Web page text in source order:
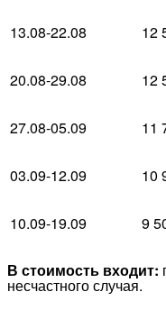
13.08-22.08 12
20.08-29.08 12
27.08-05.09 11
03.09-12.09 10
10.09-19.09 9
В стоимость входит:
несчастного случая.